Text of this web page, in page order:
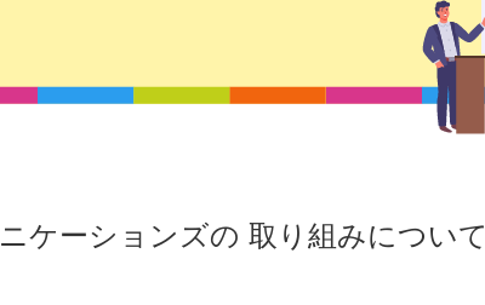
ケーションズの 取り組みについて